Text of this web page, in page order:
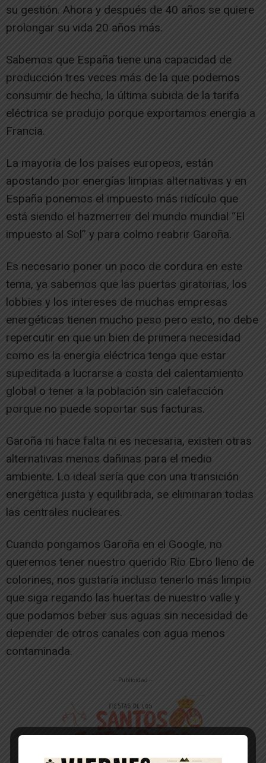
su gestión. Ahora y después de 40 años se quiere
prolongar su vida 20 años más.
Sabemos que España tiene una capacidad de
producción tres veces más de la que podemos
consumir de hecho, la última subida de la tarifa
eléctrica se produjo porque exportamos energía a
Francia.
La mayoría de los países europeos, están
apostando por energías limpias alternativas y en
España ponemos el impuesto más ridículo que
está siendo el hazmerreir del mundo mundial “El
impuesto al Sol” y para colmo reabrir Garoña.
Es necesario poner un poco de cordura en este
tema, ya sabemos que las puertas giratorias, los
lobbies y los intereses de muchas empresas
energéticas tienen mucho peso pero esto, no debe
repercutir en que un bien de primera necesidad
como es la energía eléctrica tenga que estar
supeditada a lucrarse a costa del calentamiento
global o tener a la población sin calefacción
porque no puede soportar sus facturas.
Garoña ni hace falta ni es necesaria, existen otras
alternativas menos dañinas para el medio
ambiente. Lo ideal sería que con una transición
energética justa y equilibrada, se eliminaran todas
las centrales nucleares.
Cuando pongamos Garoña en el Google, no
queremos tener nuestro querido Río Ebro lleno de
colorines, nos gustaría incluso tenerlo más limpio
que siga regando las huertas de nuestro valle y
que podamos beber sus aguas sin necesidad de
depender de otros canales con agua menos
contaminada.
-- Publicidad --